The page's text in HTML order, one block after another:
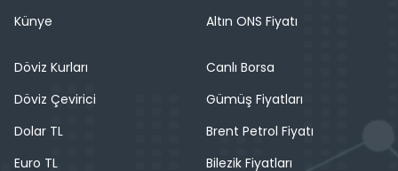
Künye
Altın ONS Fiyatı
Döviz Kurları
Döviz Çevirici
Dolar TL
Euro TL
Canlı Borsa
Gümüş Fiyatları
Brent Petrol Fiyatı
Bilezik Fiyatları